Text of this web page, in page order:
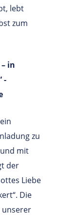
lebt
zum
in
-
zu
mit
der
Liebe
Die
unserer